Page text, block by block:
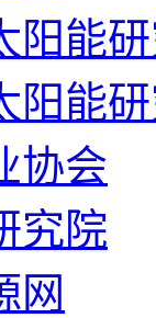
阳能
阳能
协会
究院
网